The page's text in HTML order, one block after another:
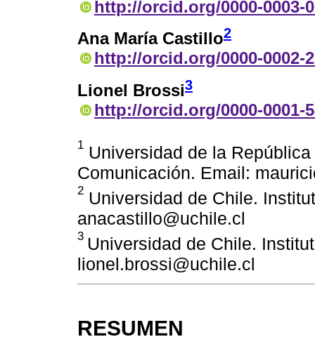
http://orcid.org/0000-0003-
Ana María Castillo2
http://orcid.org/0000-0002-
Lionel Brossi3
http://orcid.org/0000-0001-
1 Universidad de la
Comunicación. Email:
2 Universidad de Chile.
anacastillo@uchile.cl
3 Universidad de Chile.
lionel.brossi@uchile.cl
RESUMEN